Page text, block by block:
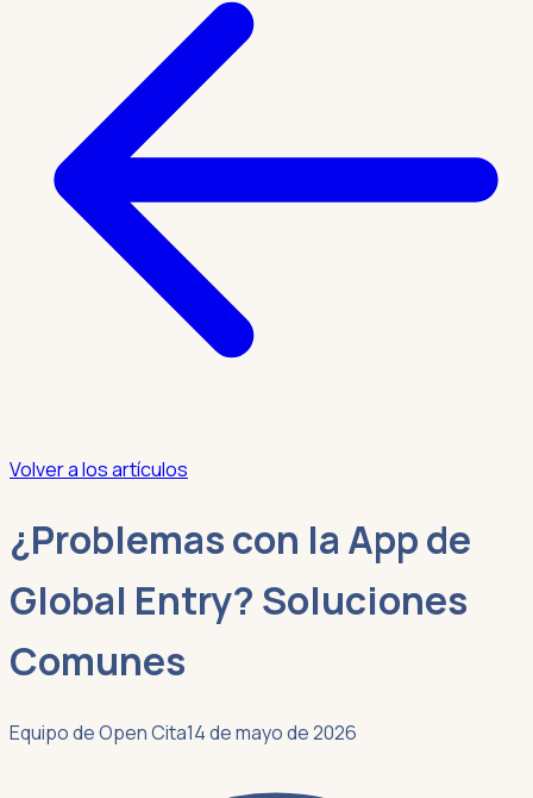
Volver a los artículos
¿Problemas con la App de
Global Entry? Soluciones
Comunes
Equipo de Open Cita14 de mayo de 2026